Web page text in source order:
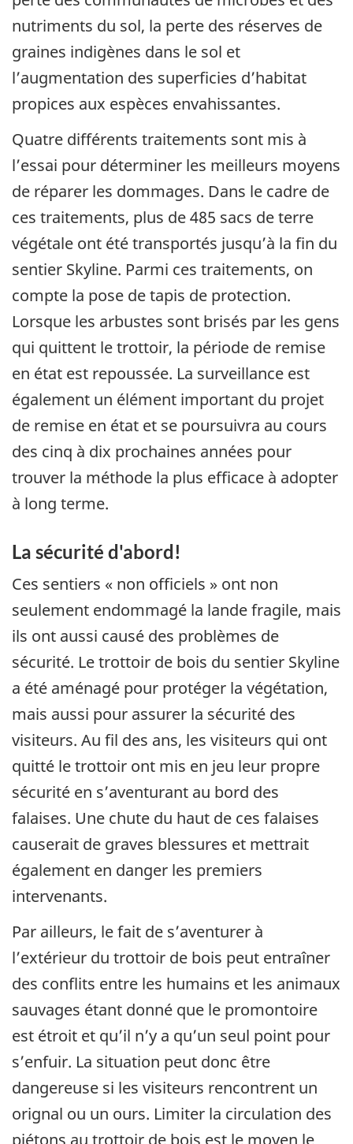
nutriments du sol, la perte des réserves de
graines indigènes dans le sol et
l’augmentation des superficies d’habitat
propices aux espèces envahissantes.
Quatre différents traitements sont mis à
l’essai pour déterminer les meilleurs moyens
de réparer les dommages. Dans le cadre de
ces traitements, plus de 485 sacs de terre
végétale ont été transportés jusqu’à la fin du
sentier Skyline. Parmi ces traitements, on
compte la pose de tapis de protection.
Lorsque les arbustes sont brisés par les gens
qui quittent le trottoir, la période de remise
en état est repoussée. La surveillance est
également un élément important du projet
de remise en état et se poursuivra au cours
des cinq à dix prochaines années pour
trouver la méthode la plus efficace à adopter
à long terme.
La sécurité d'abord!
Ces sentiers « non officiels » ont non
seulement endommagé la lande fragile, mais
ils ont aussi causé des problèmes de
sécurité. Le trottoir de bois du sentier Skyline
a été aménagé pour protéger la végétation,
mais aussi pour assurer la sécurité des
visiteurs. Au fil des ans, les visiteurs qui ont
quitté le trottoir ont mis en jeu leur propre
sécurité en s’aventurant au bord des
falaises. Une chute du haut de ces falaises
causerait de graves blessures et mettrait
également en danger les premiers
intervenants.
Par ailleurs, le fait de s’aventurer à
l’extérieur du trottoir de bois peut entraîner
des conflits entre les humains et les animaux
sauvages étant donné que le promontoire
est étroit et qu’il n’y a qu’un seul point pour
s’enfuir. La situation peut donc être
dangereuse si les visiteurs rencontrent un
orignal ou un ours. Limiter la circulation des
piétons au trottoir de bois est le moyen le